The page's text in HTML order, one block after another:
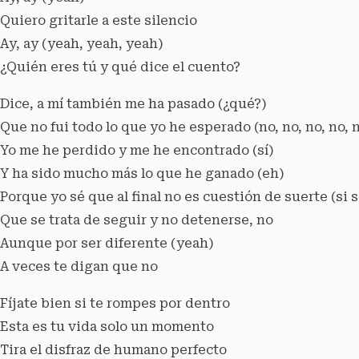
Quiero gritarle a este silencio
Ay, ay (yeah, yeah, yeah)
¿Quién eres tú y qué dice el cuento?
Dice, a mí también me ha pasado (¿qué?)
Que no fui todo lo que yo he esperado (no, no, no, no,
Yo me he perdido y me he encontrado (sí)
Y ha sido mucho más lo que he ganado (eh)
Porque yo sé que al final no es cuestión de suerte (si
Que se trata de seguir y no detenerse, no
Aunque por ser diferente (yeah)
A veces te digan que no
Fíjate bien si te rompes por dentro
Esta es tu vida solo un momento
Tira el disfraz de humano perfecto